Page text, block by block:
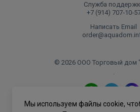
Служба
+7 (914)
Написать Email
© 2026 ООО Торговый дом
.
Политика
Мы используем файлы cookie,